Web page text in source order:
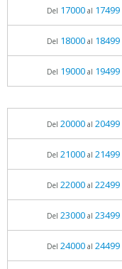
Del 17000al 17499
Del 18000al 18499
Del 19000al 19499
Del 20000al 20499
Del 21000al 21499
Del 22000al 22499
Del 23000al 23499
Del 24000al 24499